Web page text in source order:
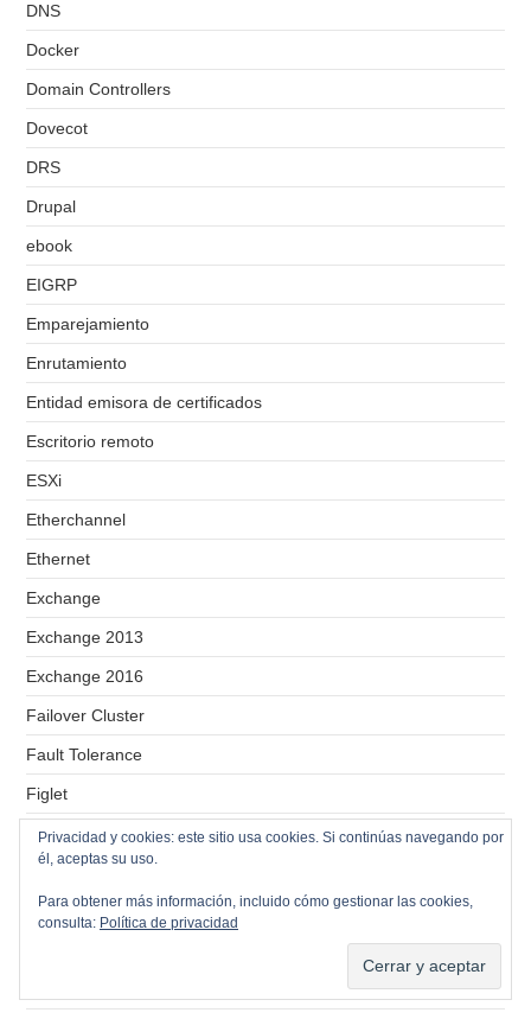
DNS
Docker
Domain Controllers
Dovecot
DRS
Drupal
ebook
EIGRP
Emparejamiento
Enrutamiento
Entidad emisora de certificados
Escritorio remoto
ESXi
Etherchannel
Ethernet
Exchange
Exchange 2013
Exchange 2016
Failover Cluster
Fault Tolerance
Figlet
Filtrados
Firewall
Firmware
Privacidad y cookies: este sitio usa cookies. Si continúas navegando por
él, aceptas su uso.
Para obtener más información, incluido cómo gestionar las cookies,
consulta: Política de privacidad